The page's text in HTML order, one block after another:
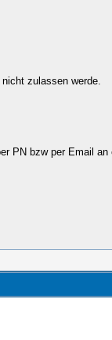
zulassen werde.
PN bzw per Email an